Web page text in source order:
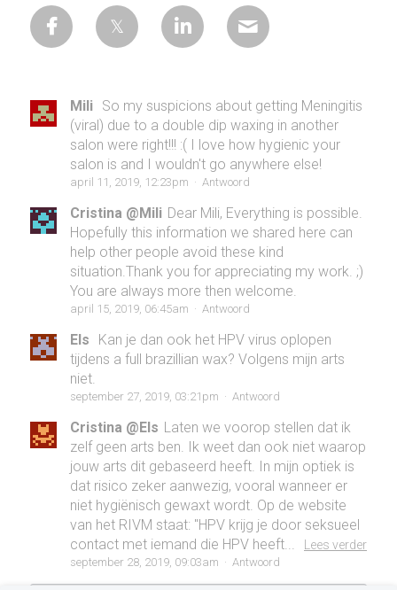
Mili So my suspicions about getting Meningitis
(viral) due to a double dip waxing in another
salon were right!!! :( I love how hygienic your
salon is and I wouldn't go anywhere else!
april 11, 2019, 12:23pm · Antwoord
Cristina @Mili Dear Mili, Everything is possible.
Hopefully this information we shared here can
help other people avoid these kind
situation.Thank you for appreciating my work. ;)
You are always more then welcome.
april 15, 2019, 06:45am · Antwoord
Els
Kan je dan ook het HPV virus oplopen
tijdens a full brazillian wax? Volgens mijn arts
niet.
september 27, 2019, 03:21pm · Antwoord
Cristina @Els Laten we voorop stellen dat ik
zelf geen arts ben. Ik weet dan ook niet waarop
jouw arts dit gebaseerd heeft. In mijn optiek is
dat risico zeker aanwezig, vooral wanneer er
niet hygiënisch gewaxt wordt. Op de website
van het RIVM staat: "HPV krijg je door seksueel
contact met iemand die HPV heeft...
Lees verder
september 28, 2019, 09:03am · Antwoord